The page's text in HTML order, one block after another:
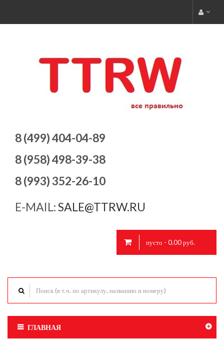
8 (499) 404-04-89
8 (958) 498-39-38
8 (993) 352-26-10
E-MAIL:SALE@TTRW.RU
пусто - 0.00 руб.
ГЛАВНАЯ